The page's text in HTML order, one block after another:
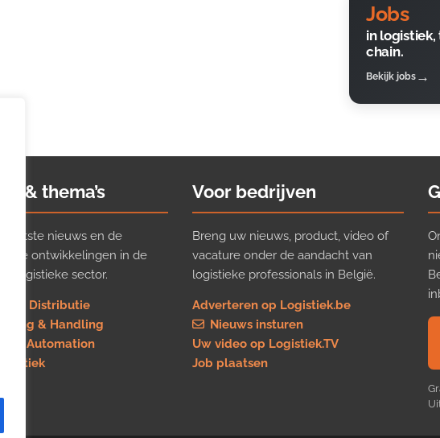
Jobs
in
chain.
Bekijk jobs
& thema’s
laatste nieuws en de
ontwikkelingen in de
logistieke sector.
& Distributie
& Handling
& Automation
Voor bedrijven
Breng uw nieuws, product, video of
vacature onder de aandacht van
logistieke professionals in België.
Adverteren op Logistiek.be
Nieuws insturen
Uw video op Logistiek.TV
Job plaatsen